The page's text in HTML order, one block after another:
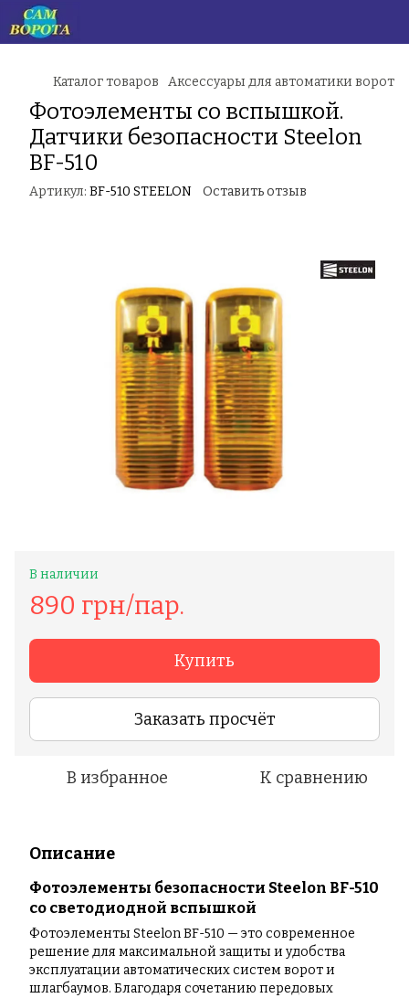
Каталог товаров Аксессуары для автоматики ворот
Фотоэлементы со вспышкой.
Датчики безопасности Steelon
BF-510
Артикул: BF-510 STEELON Оставить отзыв
В наличии
890 грн/пар.
Купить
Заказать просчёт
В избранное К сравнению
Описание
Фотоэлементы безопасности Steelon BF-510
со светодиодной вспышкой
Фотоэлементы Steelon BF-510 — это современное
решение для максимальной защиты и удобства
эксплуатации автоматических систем ворот и
шлагбаумов. Благодаря сочетанию передовых